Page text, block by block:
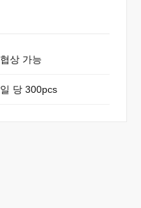
협상 가능
일 당 300pcs